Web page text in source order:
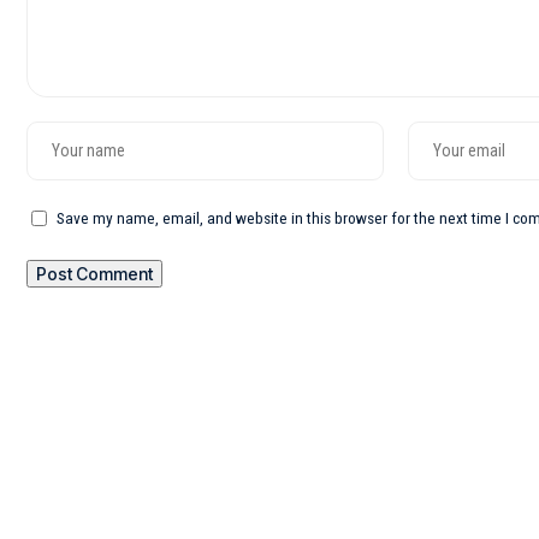
Save my name, email, and website in this browser for the next time I